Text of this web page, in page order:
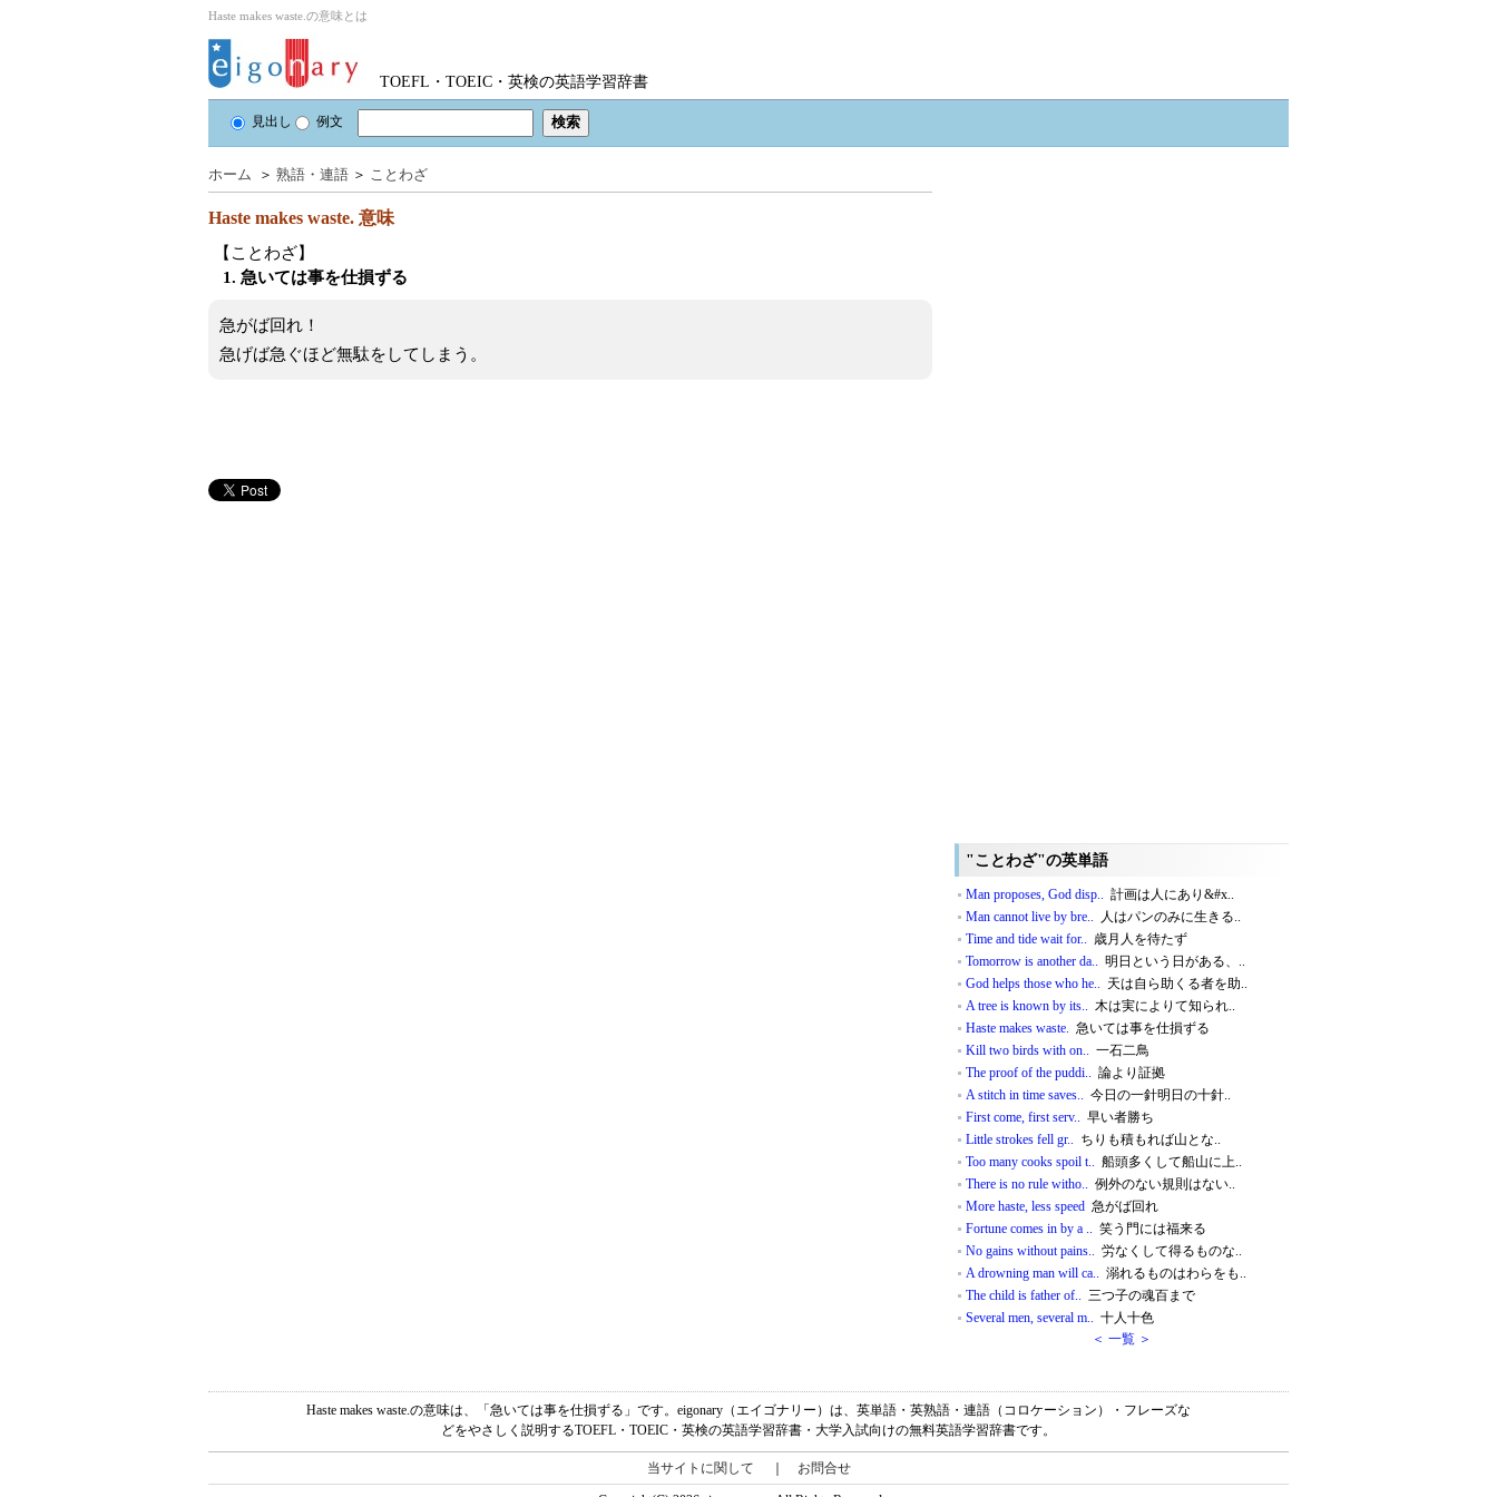
Haste makes waste.の意味とは
TOEFL・TOEIC・英検の英語学習辞書
見出し 例文
ホーム ＞ 熟語・連語 ＞ ことわざ
Haste makes waste. 意味
【ことわざ】
1. 急いては事を仕損ずる
急がば回れ！
急げば急ぐほど無駄をしてしまう。
"ことわざ"の英単語
Man proposes, God disp.. 計画は人にあり&#x..
Man cannot live by bre.. 人はパンのみに生きる..
Time and tide wait for.. 歳月人を待たず
Tomorrow is another da.. 明日という日がある、..
God helps those who he.. 天は自ら助くる者を助..
A tree is known by its.. 木は実によりて知られ..
Haste makes waste. 急いては事を仕損ずる
Kill two birds with on.. 一石二鳥
The proof of the puddi.. 論より証拠
A stitch in time saves.. 今日の一針明日の十針..
First come, first serv.. 早い者勝ち
Little strokes fell gr.. ちりも積もれば山とな..
Too many cooks spoil t.. 船頭多くして船山に上..
There is no rule witho.. 例外のない規則はない..
More haste, less speed 急がば回れ
Fortune comes in by a .. 笑う門には福来る
No gains without pains.. 労なくして得るものな..
A drowning man will ca.. 溺れるものはわらをも..
The child is father of.. 三つ子の魂百まで
Several men, several m.. 十人十色
＜ 一覧 ＞
Haste makes waste.の意味は、「急いては事を仕損ずる」です。eigonary（エイゴナリー）は、英単語・英熟語・連語（コロケーション）・フレーズな
どをやさしく説明するTOEFL・TOEIC・英検の英語学習辞書・大学入試向けの無料英語学習辞書です。
当サイトに関して お問合せ